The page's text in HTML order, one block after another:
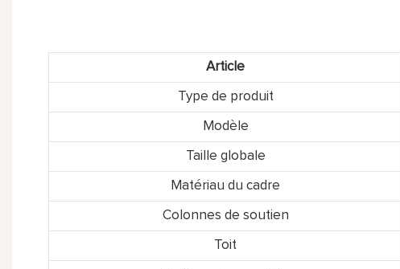
Article
Type de produit
Modèle
Taille globale
Matériau du cadre
Colonnes de soutien
Toit